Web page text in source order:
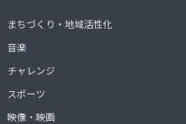
まちづくり・地域活性化
音楽
チャレンジ
スポーツ
映像・映画